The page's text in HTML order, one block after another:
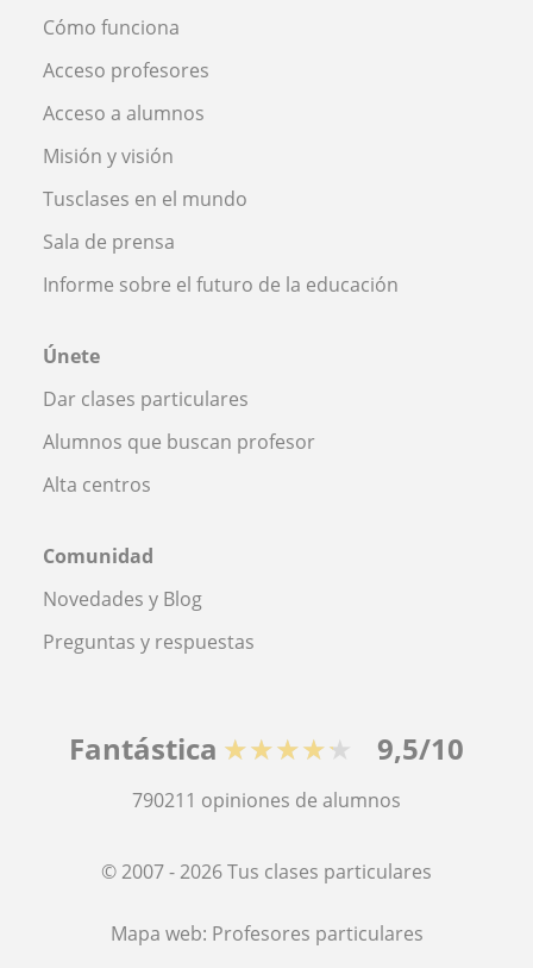
Cómo funciona
Acceso profesores
Acceso a alumnos
Misión y visión
Tusclases en el mundo
Sala de prensa
Informe sobre el futuro de la educación
Únete
Dar clases particulares
Alumnos que buscan profesor
Alta centros
Comunidad
Novedades y Blog
Preguntas y respuestas
Fantástica ★★★★★ 9,5/10
790211 opiniones de alumnos
© 2007 - 2026 Tus clases particulares
Mapa web: Profesores particulares